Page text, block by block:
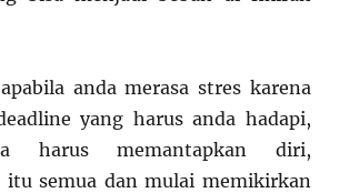
anda merasa stres karena
yang harus anda hadapi,
harus memantapkan diri,
itu semua dan mulai memikirkan